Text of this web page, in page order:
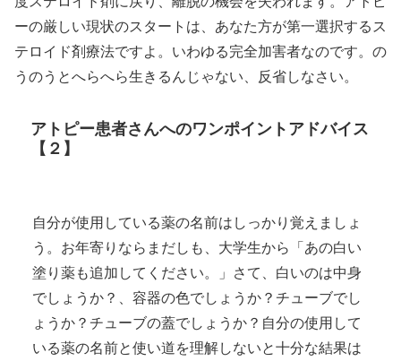
ーの厳しい現状のスタートは、あなた方が第一選択するス
テロイド剤療法ですよ。いわゆる完全加害者なのです。の
うのうとへらへら生きるんじゃない、反省しなさい。
アトピー患者さんへのワンポイントアドバイス
【２】
自分が使用している薬の名前はしっかり覚えましょ
う。お年寄りならまだしも、大学生から「あの白い
塗り薬も追加してください。」さて、白いのは中身
でしょうか？、容器の色でしょうか？チューブでし
ょうか？チューブの蓋でしょうか？自分の使用して
いる薬の名前と使い道を理解しないと十分な結果は